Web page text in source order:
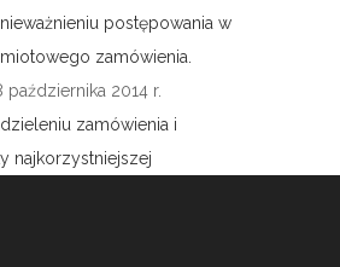
postępowania w
zamówienia.
października 2014 r.
zamówienia i
najkorzystniejszej